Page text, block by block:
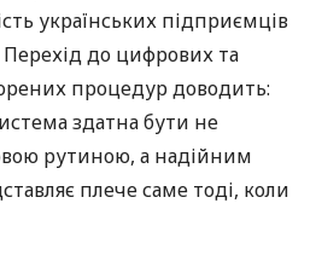
українських підприємців
до цифрових та
процедур доводить:
здатна бути не
рутиною, а надійним
плече саме тоді, коли